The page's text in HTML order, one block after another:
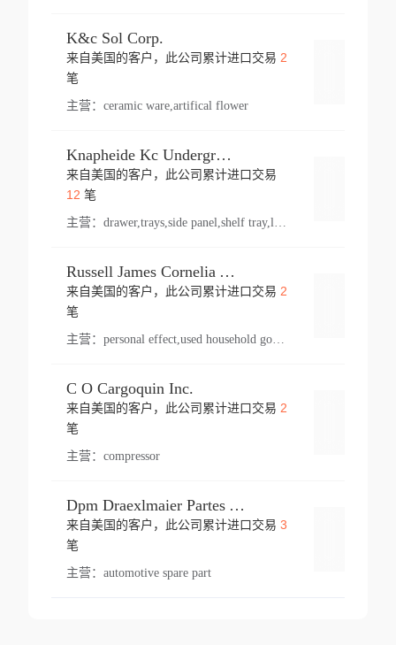
K&c Sol Corp.
来自美国的客户，此公司累计进口交易 2
笔
主营： ceramic ware,artifical flower
Knapheide Kc Underground
来自美国的客户，此公司累计进口交易
12 笔
主营：
Russell James Cornelia Arlington Va
来自美国的客户，此公司累计进口交易 2
笔
主营： personal effect,used household goods
C O Cargoquin Inc.
来自美国的客户，此公司累计进口交易 2
笔
主营： compressor
Dpm Draexlmaier Partes Automotrices Corr Ind Huejotzingo
来自美国的客户，此公司累计进口交易 3
笔
主营： automotive spare part